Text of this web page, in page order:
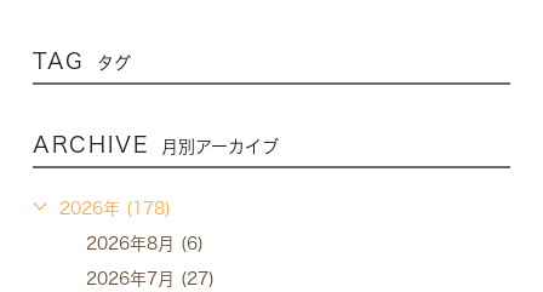
TAG タグ
ARCHIVE 月別アーカイブ
2026年 (178)
2026年8月 (6)
2026年7月 (27)